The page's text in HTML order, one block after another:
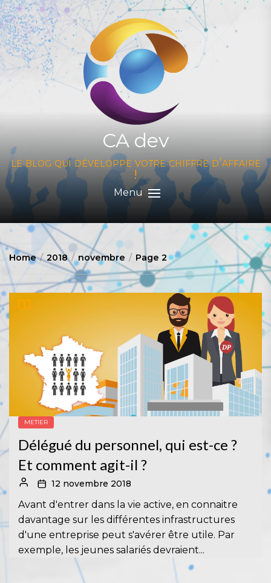
Skip
to
the
content
CA dev
le blog qui développe votre chiffre d'affaire
!
Menu
Home 2018 novembre Page 2
METIER
Délégué du personnel, qui est-ce ?
Et comment agit-il ?
12 novembre 2018
Avant d'entrer dans la vie active, en connaitre
davantage sur les différentes infrastructures
d'une entreprise peut s'avérer être utile. Par
exemple, les jeunes salariés devraient...